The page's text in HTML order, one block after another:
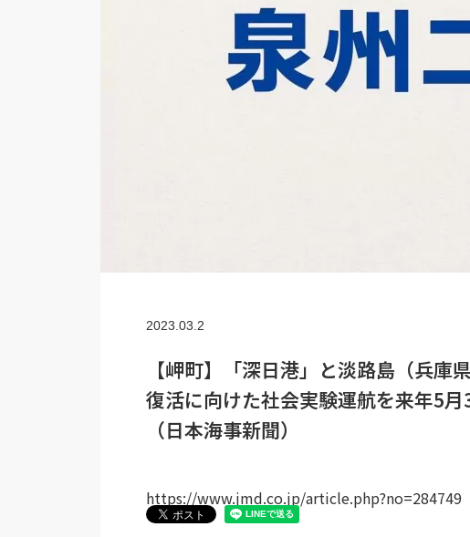
2023.03.2
【岬町】「深日港」と淡路島（兵
復活に向けた社会実験運航を来年5
（日本海事新聞）
https://www.jmd.co.jp/article.php?no=284749